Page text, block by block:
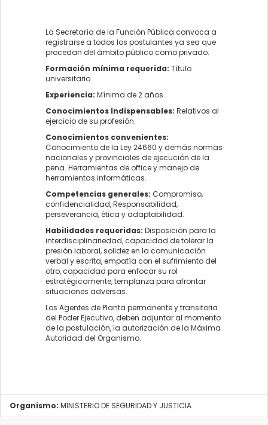
La Secretaría de la Función Pública convoca a
registrarse a todos los postulantes ya sea que
procedan del ámbito público como privado.
Formación mínima requerida: Título
universitario.
Experiencia: Mínima de 2 años.
Conocimientos Indispensables: Relativos al
ejercicio de su profesión.
Conocimientos convenientes:
Conocimiento de la Ley 24660 y demás normas
nacionales y provinciales de ejecución de la
pena. Herramientas de office y manejo de
herramientas informáticas.
Competencias generales: Compromiso,
confidencialidad, Responsabilidad,
perseverancia, ética y adaptabilidad.
Habilidades requeridas: Disposición para la
interdisciplinariedad, capacidad de tolerar la
presión laboral, solidez en la comunicación
verbal y escrita, empatía con el sufrimiento del
otro, capacidad para enfocar su rol
estratégicamente, templanza para afrontar
situaciones adversas.
Los Agentes de Planta permanente y transitoria
del Poder Ejecutivo, deben adjuntar al momento
de la postulación, la autorización de la Máxima
Autoridad del Organismo.
Organismo: MINISTERIO DE SEGURIDAD Y JUSTICIA